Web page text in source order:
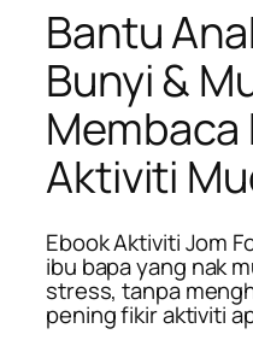
Bantu
Bunyi &
Membaca
Aktiviti
Ebook Aktiviti Jom
ibu bapa yang nak
stress, tanpa
pening fikir aktiviti